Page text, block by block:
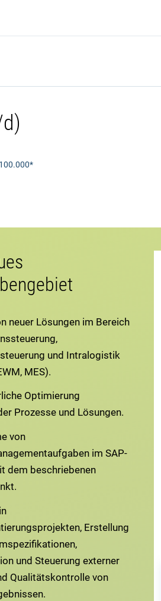
100.000*
neuer Lösungen im Bereich
und Intralogistik
MES).
Optimierung
Prozesse und Lösungen.
von
im SAP-
dem beschriebenen
Erstellung
und Steuerung externer
Qualitätskontrolle von